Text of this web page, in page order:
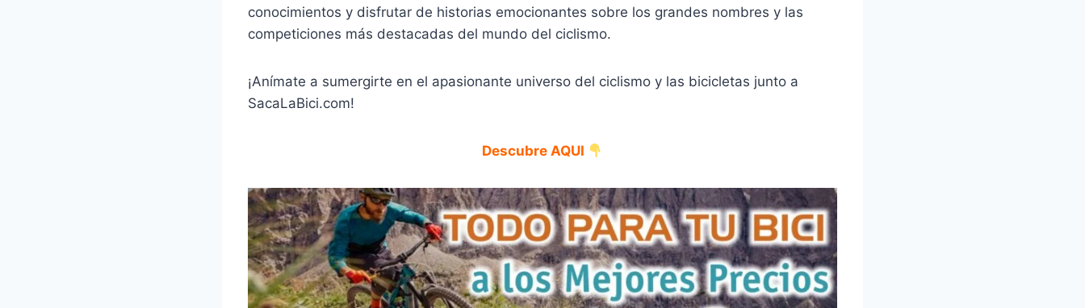
conocimientos y disfrutar de historias emocionantes sobre los grandes nombres y las
competiciones más destacadas del mundo del ciclismo.
¡Anímate a sumergirte en el apasionante universo del ciclismo y las bicicletas junto a
SacaLaBici.com!
Descubre AQUI